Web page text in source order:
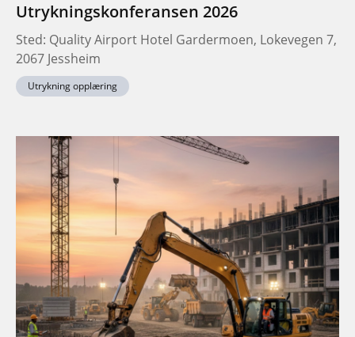
Utrykningskonferansen 2026
Sted: Quality Airport Hotel Gardermoen, Lokevegen 7,
2067 Jessheim
Utrykning opplæring